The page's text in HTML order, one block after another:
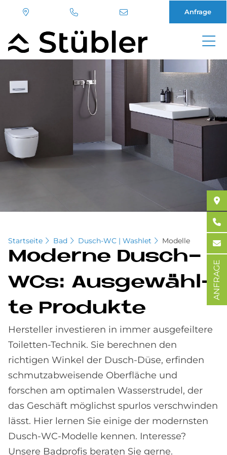
Anfrage
Startseite Bad Dusch-WC | Washlet Modelle
Mo­der­ne Dusch-
WCs: Aus­ge­wähl­
te Pro­duk­te
Hersteller investieren in immer ausgefeiltere
Toiletten-Technik. Sie berechnen den
richtigen Winkel der Dusch-Düse, erfinden
schmutzabweisende Oberfläche und
forschen am optimalen Wasserstrudel, der
das Geschäft möglichst spurlos verschwinden
lässt. Hier lernen Sie einige der modernsten
Dusch-WC-Modelle kennen. Interesse?
Unsere Badprofis beraten Sie gerne.
ANFRAGE